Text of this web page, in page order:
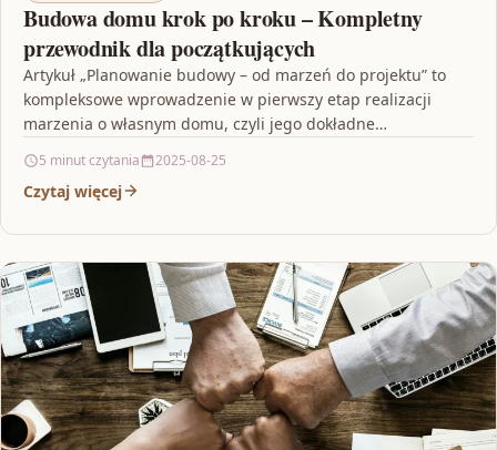
Budowa domu krok po kroku – Kompletny
przewodnik dla początkujących
Artykuł „Planowanie budowy – od marzeń do projektu” to
kompleksowe wprowadzenie w pierwszy etap realizacji
marzenia o własnym domu, czyli jego dokładne
5 minut czytania 2025-08-25
Czytaj więcej